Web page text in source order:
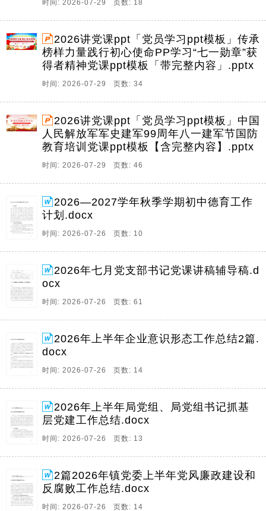
时间: 2026-07-29 页数: 18
2026讲党课ppt「党员学习ppt模板」传承
榜样力量践行初心使命PP学习“七一勋章”获
得者精神党课ppt模板「带完整内容」.pptx
时间: 2026-07-29 页数: 34
2026讲党课ppt「党员学习ppt模板」中国
人民解放军军史建军99周年八一建军节国防
教育培训党课ppt模板【含完整内容】.pptx
时间: 2026-07-29 页数: 46
2026—2027学年秋季学期初中德育工作
计划.docx
时间: 2026-07-26 页数: 10
2026年七月党支部书记党课讲稿辅导稿.d
ocx
时间: 2026-07-26 页数: 61
2026年上半年企业意识形态工作总结2篇.
docx
时间: 2026-07-26 页数: 14
2026年上半年局党组、局党组书记抓基
层党建工作总结.docx
时间: 2026-07-26 页数: 13
2篇2026年镇党委上半年党风廉政建设和
反腐败工作总结.docx
时间: 2026-07-26 页数: 14